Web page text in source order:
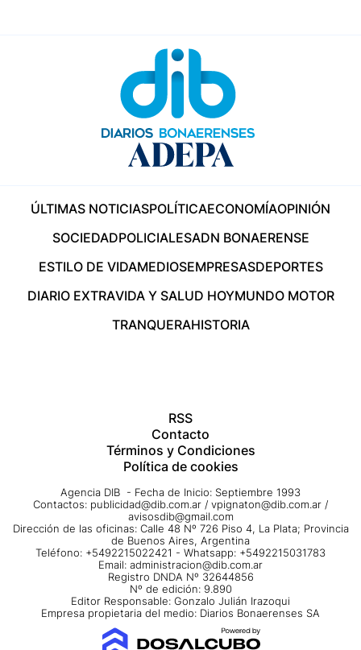
ÚLTIMAS NOTICIASPOLÍTICAECONOMÍAOPINIÓN
SOCIEDADPOLICIALESADN BONAERENSE
ESTILO DE VIDAMEDIOSEMPRESASDEPORTES
DIARIO EXTRAVIDA Y SALUD HOYMUNDO MOTOR
TRANQUERAHISTORIA
RSS
Contacto
Términos y Condiciones
Política de cookies
Agencia DIB - Fecha de Inicio: Septiembre 1993
Contactos: publicidad@dib.com.ar / vpignaton@dib.com.ar /
avisosdib@gmail.com
Dirección de las oficinas: Calle 48 Nº 726 Piso 4, La Plata; Provincia
de Buenos Aires, Argentina
Teléfono: +5492215022421 - Whatsapp: +5492215031783
Email: administracion@dib.com.ar
Registro DNDA Nº 32644856
Nº de edición: 9.890
Editor Responsable: Gonzalo Julián Irazoqui
Empresa propietaria del medio: Diarios Bonaerenses SA